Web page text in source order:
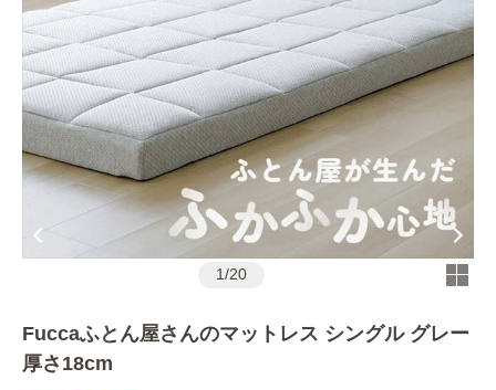
1/20
Fuccaふとん屋さんのマットレス シングル グレー
厚さ18cm